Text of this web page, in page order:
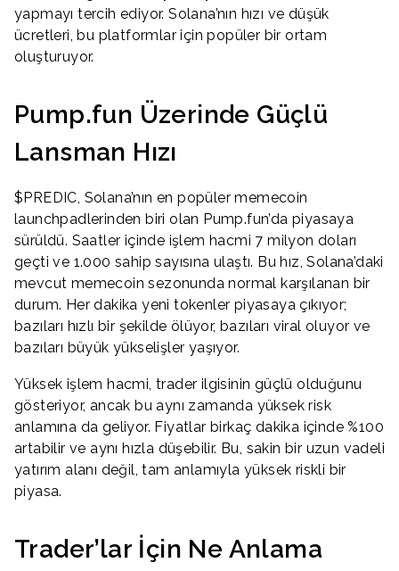
yapmayı tercih ediyor. Solana’nın hızı ve düşük
ücretleri, bu platformlar için popüler bir ortam
oluşturuyor.
Pump.fun Üzerinde Güçlü
Lansman Hızı
$PREDIC, Solana’nın en popüler memecoin
launchpadlerinden biri olan Pump.fun’da piyasaya
sürüldü. Saatler içinde işlem hacmi 7 milyon doları
geçti ve 1.000 sahip sayısına ulaştı. Bu hız, Solana’daki
mevcut memecoin sezonunda normal karşılanan bir
durum. Her dakika yeni tokenler piyasaya çıkıyor;
bazıları hızlı bir şekilde ölüyor, bazıları viral oluyor ve
bazıları büyük yükselişler yaşıyor.
Yüksek işlem hacmi, trader ilgisinin güçlü olduğunu
gösteriyor, ancak bu aynı zamanda yüksek risk
anlamına da geliyor. Fiyatlar birkaç dakika içinde %100
artabilir ve aynı hızla düşebilir. Bu, sakin bir uzun vadeli
yatırım alanı değil, tam anlamıyla yüksek riskli bir
piyasa.
Trader’lar İçin Ne Anlama